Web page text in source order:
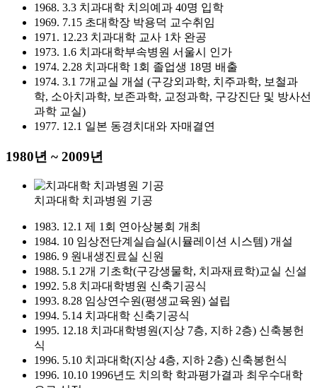
1968. 3.3 치과대학 치의예과 40명 입학
1969. 7.15 초대학장 박용덕 교수취임
1971. 12.23 치과대학 교사 1차 완공
1973. 1.6 치과대학부속병원 서울시 인가
1974. 2.28 치과대학 1회 졸업생 18명 배출
1974. 3.1 7개교실 개설 (구강외과학, 치주과학, 보철과
학, 소아치과학, 보존과학, 교정과학, 구강진단 및 방사선
과학 교실)
1977. 12.1 일본 동경치대와 자매결연
1980년 ~ 2009년
치과대학 치과병원 기공
1983. 12.1 제 1회 연아상봉회 개최
1984. 10 임상전단계실습실(시뮬레이션 시스템) 개설
1986. 9 원내생진료실 신원
1988. 5.1 2개 기초학(구강생물학, 치과재료학)교실 신설
1992. 5.8 치과대학병원 신축기공식
1993. 8.28 임상연수원(평생교육원) 설립
1994. 5.14 치과대학 신축기공식
1995. 12.18 치과대학병원(지상 7층, 지하 2층) 신축봉헌
식
1996. 5.10 치과대학(지상 4층, 지하 2층) 신축봉헌식
1996. 10.10 1996년도 치의학 학과평가결과 최우수대학